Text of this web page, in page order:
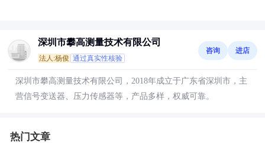
深圳市攀高测量技术有限公司
法人:杨俊 通过真实性核验
咨询 进店
深圳市攀高测量技术有限公司，2018年成立于广东省深圳市，主
营信号变送器、压力传感器等，产品多样，权威可靠。
热门文章